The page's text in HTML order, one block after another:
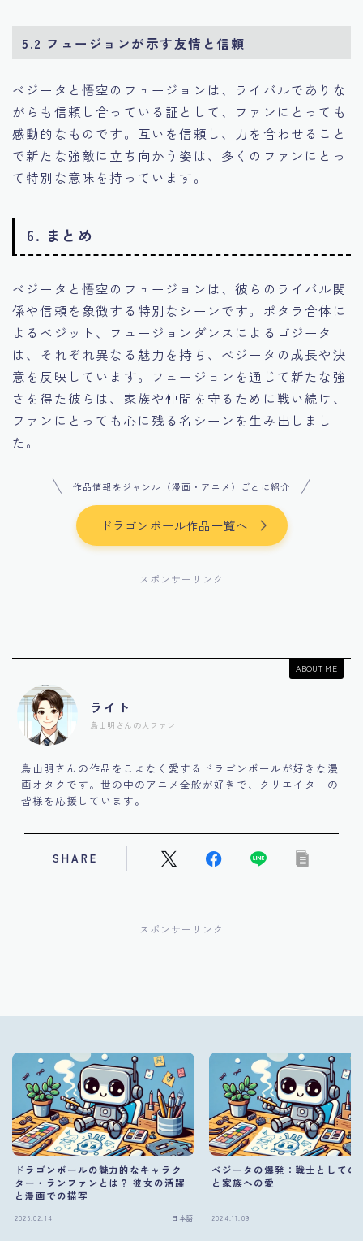
5.2 フュージョンが示す友情と信頼
ベジータと悟空のフュージョンは、ライバルでありな
がらも信頼し合っている証として、ファンにとっても
感動的なものです。互いを信頼し、力を合わせること
で新たな強敵に立ち向かう姿は、多くのファンにとっ
て特別な意味を持っています。
6. まとめ
ベジータと悟空のフュージョンは、彼らのライバル関
係や信頼を象徴する特別なシーンです。ポタラ合体に
よるベジット、フュージョンダンスによるゴジータ
は、それぞれ異なる魅力を持ち、ベジータの成長や決
意を反映しています。フュージョンを通じて新たな強
さを得た彼らは、家族や仲間を守るために戦い続け、
ファンにとっても心に残る名シーンを生み出しまし
た。
作品情報をジャンル（漫画・アニメ）ごとに紹介
ドラゴンボール作品一覧へ
スポンサーリンク
ABOUT ME
ライト
鳥山明さんの大ファン
鳥山明さんの作品をこよなく愛するドラゴンボールが好きな漫
画オタクです。世の中のアニメ全般が好きで、クリエイターの
皆様を応援しています。
SHARE
スポンサーリンク
ドラゴンボールの魅力的なキャラク
ター・ランファンとは？ 彼女の活躍
と漫画での描写
2025.02.14 日本語
ベジータの爆発：戦士としての
と家族への愛
2024.11.09